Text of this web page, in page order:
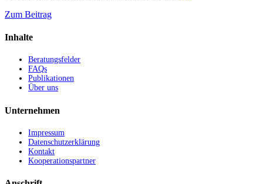
Zum Beitrag
Inhalte
Beratungsfelder
FAQs
Publikationen
Über uns
Unternehmen
Impressum
Datenschutzerklärung
Kontakt
Kooperationspartner